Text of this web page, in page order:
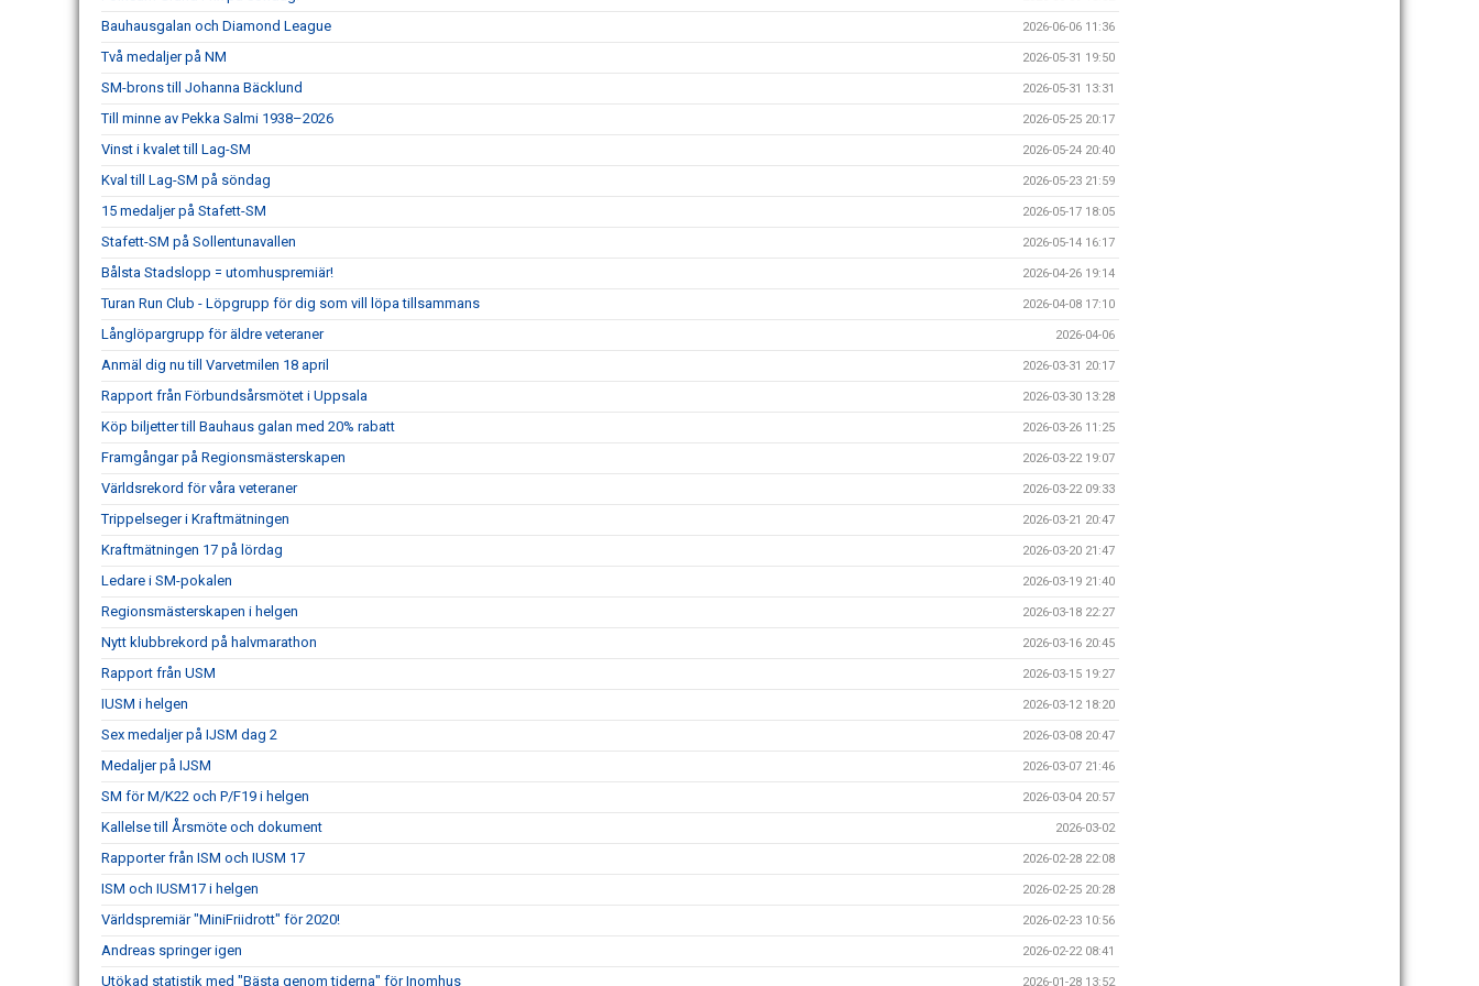
Bauhausgalan och Diamond League 2026-06-06 11:36
Två medaljer på NM 2026-05-31 19:50
SM-brons till Johanna Bäcklund 2026-05-31 13:31
Till minne av Pekka Salmi 1938–2026 2026-05-25 20:17
Vinst i kvalet till Lag-SM 2026-05-24 20:40
Kval till Lag-SM på söndag 2026-05-23 21:59
15 medaljer på Stafett-SM 2026-05-17 18:05
Stafett-SM på Sollentunavallen 2026-05-14 16:17
Bålsta Stadslopp = utomhuspremiär! 2026-04-26 19:14
Turan Run Club - Löpgrupp för dig som vill löpa tillsammans 2026-04-08 17:10
Långlöpargrupp för äldre veteraner 2026-04-06
Anmäl dig nu till Varvetmilen 18 april 2026-03-31 20:17
Rapport från Förbundsårsmötet i Uppsala 2026-03-30 13:28
Köp biljetter till Bauhaus galan med 20% rabatt 2026-03-26 11:25
Framgångar på Regionsmästerskapen 2026-03-22 19:07
Världsrekord för våra veteraner 2026-03-22 09:33
Trippelseger i Kraftmätningen 2026-03-21 20:47
Kraftmätningen 17 på lördag 2026-03-20 21:47
Ledare i SM-pokalen 2026-03-19 21:40
Regionsmästerskapen i helgen 2026-03-18 22:27
Nytt klubbrekord på halvmarathon 2026-03-16 20:45
Rapport från USM 2026-03-15 19:27
IUSM i helgen 2026-03-12 18:20
Sex medaljer på IJSM dag 2 2026-03-08 20:47
Medaljer på IJSM 2026-03-07 21:46
SM för M/K22 och P/F19 i helgen 2026-03-04 20:57
Kallelse till Årsmöte och dokument 2026-03-02
Rapporter från ISM och IUSM 17 2026-02-28 22:08
ISM och IUSM17 i helgen 2026-02-25 20:28
Världspremiär "MiniFriidrott" för 2020! 2026-02-23 10:56
Andreas springer igen 2026-02-22 08:41
Utökad statistik med "Bästa genom tiderna" för Inomhus 2026-01-28 13:52